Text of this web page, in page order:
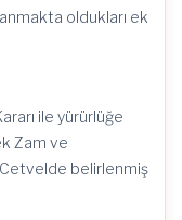
oldukları ek
ile yürürlüğe
Zam ve
Cetvelde belirlenmiş